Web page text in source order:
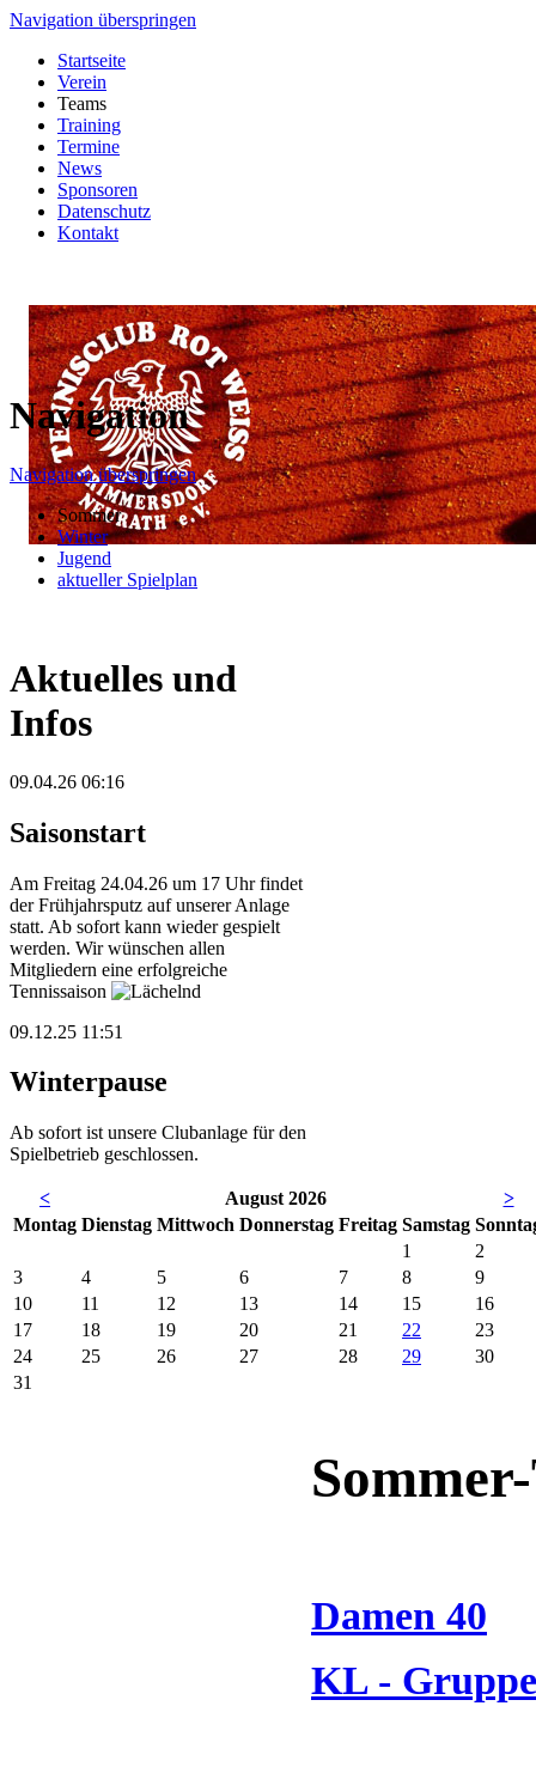
Navigation überspringen
Startseite
Verein
Teams
Training
Termine
News
Sponsoren
Datenschutz
Kontakt
Navigation
Navigation überspringen
Sommer
Winter
Jugend
aktueller Spielplan
Aktuelles und
Infos
09.04.26 06:16
Saisonstart
Am Freitag 24.04.26 um 17 Uhr findet
der Frühjahrsputz auf unserer Anlage
statt. Ab sofort kann wieder gespielt
werden. Wir wünschen allen
Mitgliedern eine erfolgreiche
Tennissaison
09.12.25 11:51
Winterpause
Ab sofort ist unsere Clubanlage für den
Spielbetrieb geschlossen.
< August 2026
>
Montag Dienstag Mittwoch Donnerstag Freitag Samstag So
1
2
3
4 5 6 7 8
9
10
11 12 13 14 15
16
17
18 19 20 21 22
23
24
25 26 27 28 29
30
31
Damen 40
KL -